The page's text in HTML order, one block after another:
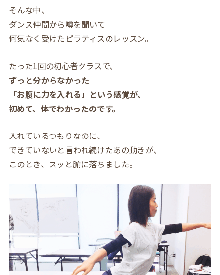
そんな中、
ダンス仲間から噂を聞いて
何気なく受けたピラティスのレッスン。
たった1回の初心者クラスで、
ずっと分からなかった
「お腹に力を入れる」という感覚が、
初めて、体でわかったのです。
入れているつもりなのに、
できていないと言われ続けたあの動きが、
このとき、スッと腑に落ちました。